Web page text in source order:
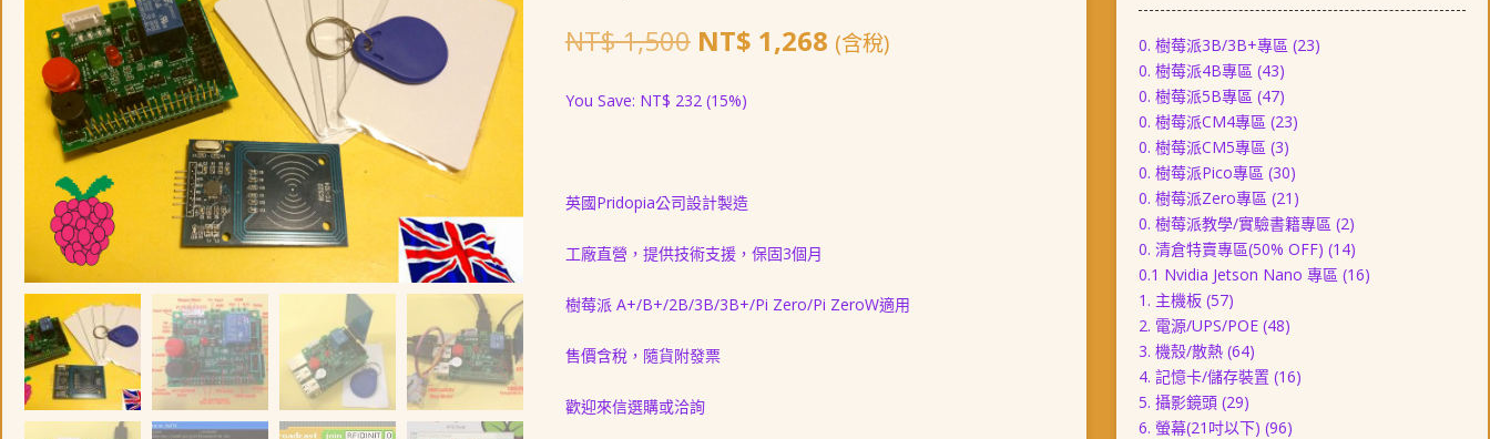
NT$1,500 原
價
NT$ 1,500。
NT$ 1,268目
(含稅)
You Save: NT$ 232(15%)
英國Pridopia公司設計製造
工廠直營，提供技術支援，保固3個月
樹莓派 A+/B+/2B/3B/3B+/Pi Zero/Pi ZeroW適用
售價含稅，隨貨附發票
歡迎來信選購或洽詢
0. 樹莓派3B/3B+專區 (23)
0. 樹莓派4B專區 (43)
0. 樹莓派5B專區 (47)
0. 樹莓派CM4專區 (23)
0. 樹莓派CM5專區 (3)
0. 樹莓派Pico專區 (30)
0. 樹莓派Zero專區 (21)
0. 樹莓派教學/實驗書籍專區 (2)
0. 清倉特賣專區(50% OFF) (14)
0.1 Nvidia Jetson Nano 專區 (16)
1. 主機板 (57)
2. 電源/UPS/POE (48)
3. 機殼/散熱 (64)
4. 記憶卡/儲存裝置 (16)
5. 攝影鏡頭 (29)
6. 螢幕(21吋以下) (96)